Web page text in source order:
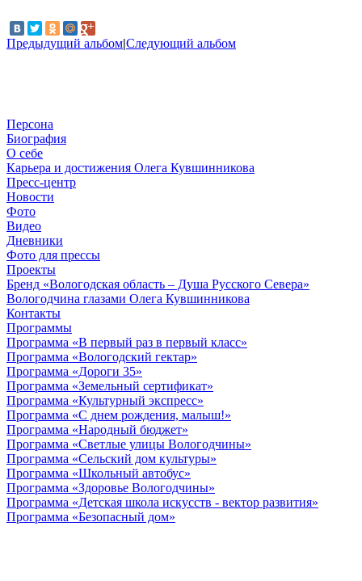
Предыдущий альбом|Следующий альбом
Персона
Биография
О себе
Карьера и достижения Олега Кувшинникова
Пресс-центр
Новости
Фото
Видео
Дневники
Фото для прессы
Проекты
Бренд «Вологодская область – Душа Русского Севера»
Вологодчина глазами Олега Кувшинникова
Контакты
Программы
Программа «В первый раз в первый класс»
Программа «Вологодский гектар»
Программа «Дороги 35»
Программа «Земельный сертификат»
Программа «Культурный экспресс»
Программа «С днем рождения, малыш!»
Программа «Народный бюджет»
Программа «Светлые улицы Вологодчины»
Программа «Сельский дом культуры»
Программа «Школьный автобус»
Программа «Здоровье Вологодчины»
Программа «Детская школа искусств - вектор развития»
Программа «Безопасный дом»